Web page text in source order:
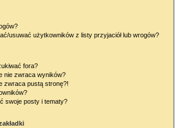
usuwać użytkowników z listy przyjaciół lub wrogów?
fora?
nie zwraca wyników?
zwraca pustą stronę?!
swoje posty i tematy?